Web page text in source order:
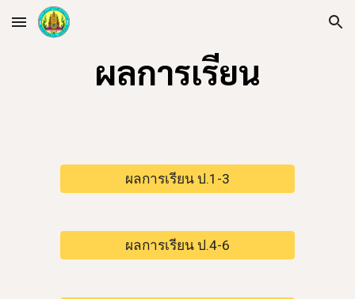
Skip to main content Skip to navigation
ผลการเรียน
ผลการเรียน ป.1-3
ผลการเรียน ป.4-6